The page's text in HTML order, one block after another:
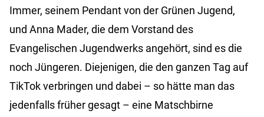
Immer, seinem Pendant von der Grünen Jugend,
und Anna Mader, die dem Vorstand des
Evangelischen Jugendwerks angehört, sind es die
noch Jüngeren. Diejenigen, die den ganzen Tag auf
TikTok verbringen und dabei – so hätte man das
jedenfalls früher gesagt – eine Matschbirne